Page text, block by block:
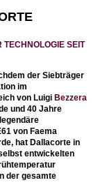
TECHNOLOGIE SEIT
der Siebträger
im
von Luigi Bezzera
und 40 Jahre
von Faema
hat Dallacorte in
entwickelten
der gesamte